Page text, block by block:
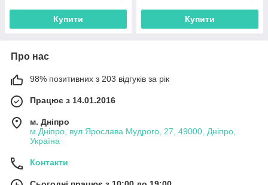
Купити Купити
Про нас
98% позитивних з 203 відгуків за рік
Працює з 14.01.2016
м. Дніпро
м.Дніпро, вул Ярослава Мудрого, 27, 49000, Дніпро,
Україна
Контакти